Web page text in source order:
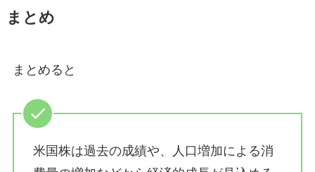
まとめ
まとめると
米国株は過去の成績や、人口増加による消